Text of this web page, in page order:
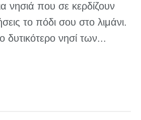
νησιά που σε κερδίζουν
το πόδι σου στο λιμάνι.
δυτικότερο νησί των...